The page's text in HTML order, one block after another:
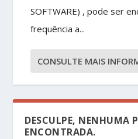
SOFTWARE) , pode ser
frequência a...
CONSULTE MAIS
DESCULPE, NENHUMA
ENCONTRADA.